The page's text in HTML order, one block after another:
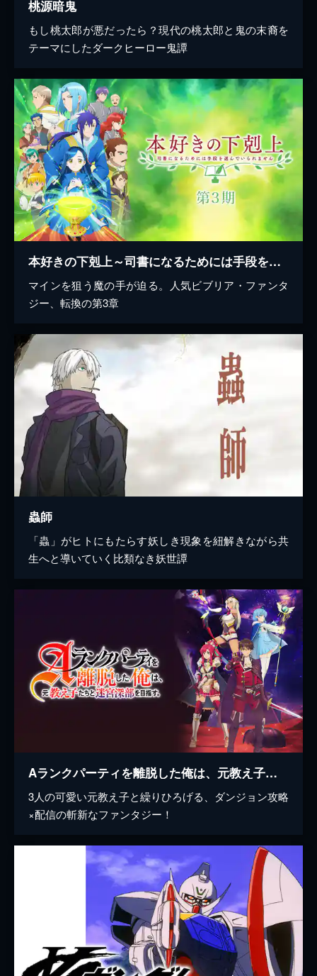
桃源暗鬼
もし桃太郎が悪だったら？現代の桃太郎と鬼の末裔を
テーマにしたダークヒーロー鬼譚
本好きの下剋上～司書になるためには手段を選んでいられません～ 第3期
マインを狙う魔の手が迫る。人気ビブリア・ファンタ
ジー、転換の第3章
蟲師
「蟲」がヒトにもたらす妖しき現象を紐解きながら共
生へと導いていく比類なき妖世譚
Aランクパーティを離脱した俺は、元教え子たちと迷宮深部を目指す。
3人の可愛い元教え子と繰りひろげる、ダンジョン攻略
×配信の斬新なファンタジー！